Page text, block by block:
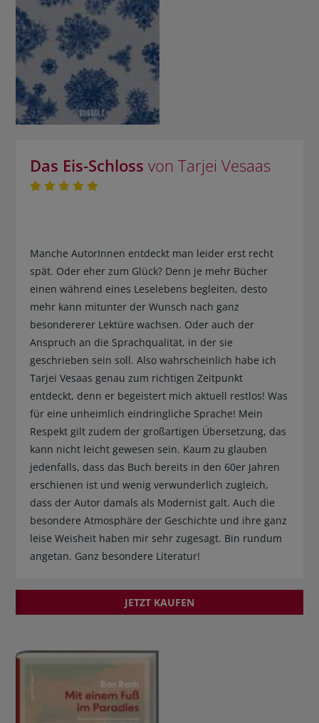
Das Eis-Schloss von Tarjei Vesaas
Manche AutorInnen entdeckt man leider erst recht
spät. Oder eher zum Glück? Denn je mehr Bücher
einen während eines Leselebens begleiten, desto
mehr kann mitunter der Wunsch nach ganz
besondererer Lektüre wachsen. Oder auch der
Anspruch an die Sprachqualität, in der sie
geschrieben sein soll. Also wahrscheinlich habe ich
Tarjei Vesaas genau zum richtigen Zeitpunkt
entdeckt, denn er begeistert mich aktuell restlos! Was
für eine unheimlich eindringliche Sprache! Mein
Respekt gilt zudem der großartigen Übersetzung, das
kann nicht leicht gewesen sein. Kaum zu glauben
jedenfalls, dass das Buch bereits in den 60er Jahren
erschienen ist und wenig verwunderlich zugleich,
dass der Autor damals als Modernist galt. Auch die
besondere Atmosphäre der Geschichte und ihre ganz
leise Weisheit haben mir sehr zugesagt. Bin rundum
angetan. Ganz besondere Literatur!
JETZT KAUFEN